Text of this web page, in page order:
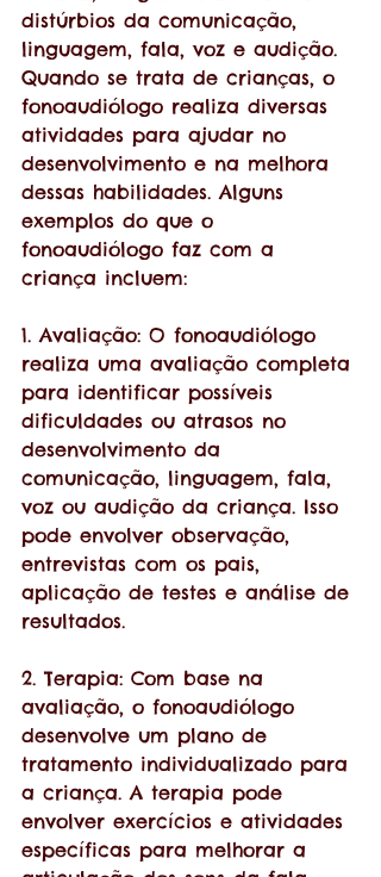
distúrbios da comunicação,
linguagem, fala, voz e audição.
Quando se trata de crianças, o
fonoaudiólogo realiza diversas
atividades para ajudar no
desenvolvimento e na melhora
dessas habilidades. Alguns
exemplos do que o
fonoaudiólogo faz com a
criança incluem:
1. Avaliação: O fonoaudiólogo
realiza uma avaliação completa
para identificar possíveis
dificuldades ou atrasos no
desenvolvimento da
comunicação, linguagem, fala,
voz ou audição da criança. Isso
pode envolver observação,
entrevistas com os pais,
aplicação de testes e análise de
resultados.
2. Terapia: Com base na
avaliação, o fonoaudiólogo
desenvolve um plano de
tratamento individualizado para
a criança. A terapia pode
envolver exercícios e atividades
específicas para melhorar a